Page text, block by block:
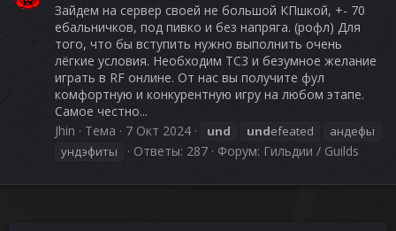
Зайдем на сервер своей не большой КПшкой, +- 70
ебальничков, под пивко и без напряга. (рофл) Для
того, что бы вступить нужно выполнить очень
лёгкие условия. Необходим ТС3 и безумное желание
играть в RF онлине. От нас вы получите фул
комфортную и конкурентную игру на любом этапе.
Самое честно...
Jhin
Тема 7 Окт 2024 und undefeated
андефы
ундэфиты
Ответы: 287 Форум: Гильдии / Guilds